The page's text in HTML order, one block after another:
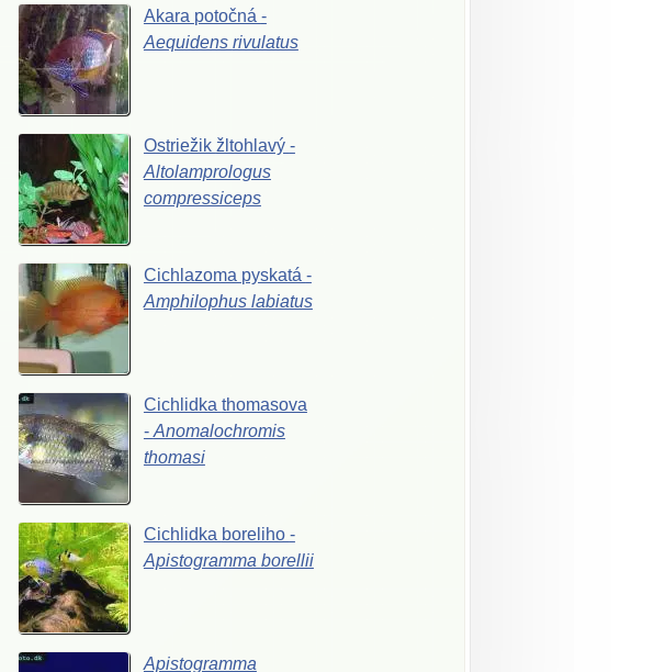
Akara potočná -
Aequidens rivulatus
Ostriežik žltohlavý -
Altolamprologus
compressiceps
Cichlazoma pyskatá -
Amphilophus labiatus
Cichlidka thomasova
- Anomalochromis
thomasi
Cichlidka boreliho -
Apistogramma borellii
Apistogramma